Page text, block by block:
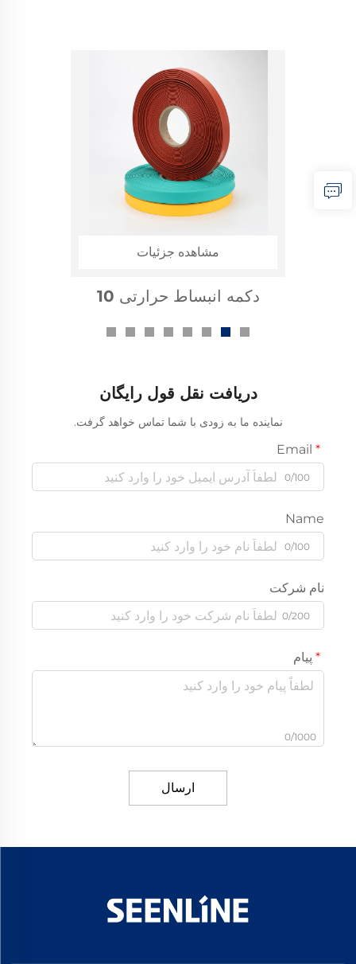
مشاهده جزئیات
ک sleو گرمایی انقباضی برای
دریافت نقل قول رایگان
نماینده ما به زودی با شما تماس خواهد گرفت.
0/100
Name
0/100
نام شرکت
0/200
پیام
0/1000
ارسال